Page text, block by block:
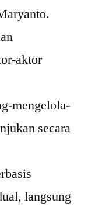
aktor
mengelola-
secara
langsung